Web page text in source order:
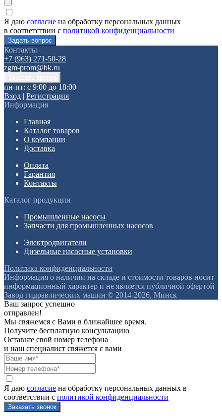
Я даю согласие на обработку персональных данных
в соответствии с политикой конфиденциальности
Контакты
+7 (963) 271-50-28
zgm-prom@bk.ru
пн-пт: с 9:00 до 18:00
Вход | Регистрация
Информация
Главная
Каталог товаров
О компании
Доставка
Оплата
Гарантия
Контакты
Каталог продукции
Промышленные насосы
Запчасти для промышленных насосов
Электродвигатели
Дизельные насосные установки
Политика конфиденциальности
Информация о наличии на складе и стоимости товаров носит
информационный характер и не является публичной офертой
Завод гидравлических машин © 2014-2026, Минск
Ваш запрос успешно
отправлен!
Мы свяжемся с Вами в ближайшее время.
Получите бесплатную консультацию
Оставьте свой номер телефона
и наш специалист свяжется с вами
Я даю согласие на обработку персональных данных в
соответствии с политикой конфиденциальности